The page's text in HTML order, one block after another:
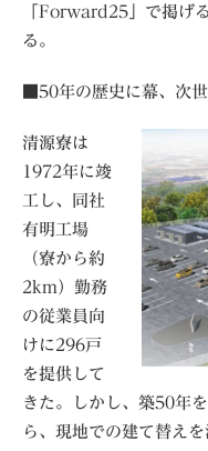
「Forward25」で掲げ
る。
■50年の歴史に幕、次
清源寮は
1972年に竣
工し、同社
有明工場
（寮から約
2km）勤務
の従業員向
けに296戸
を提供して
きた。しかし、築50年
ら、現地での建て替え